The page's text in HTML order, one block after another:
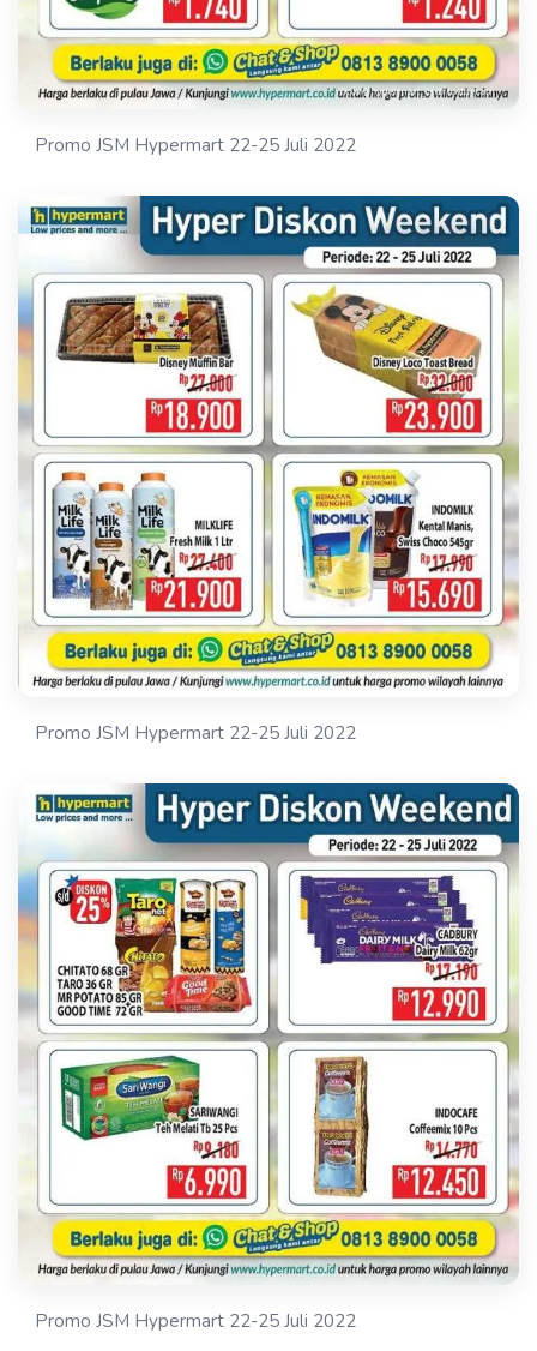
Promo JSM Hypermart 22-25 Juli 2022
Promo JSM Hypermart 22-25 Juli 2022
Promo JSM Hypermart 22-25 Juli 2022